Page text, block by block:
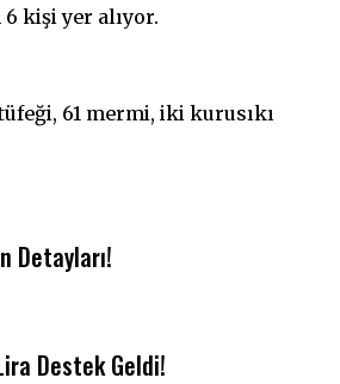
6 kişi yer alıyor.
61 mermi, iki kurusıkı
Detayları!
Destek Geldi!